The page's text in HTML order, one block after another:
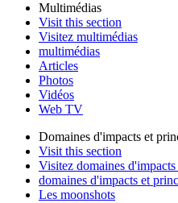
Multimédias
Visit this section
Visitez multimédias
multimédias
Articles
Photos
Vidéos
Web TV
Domaines d'impacts et
Visit this section
Visitez domaines
domaines d'impacts et
Les moonshots